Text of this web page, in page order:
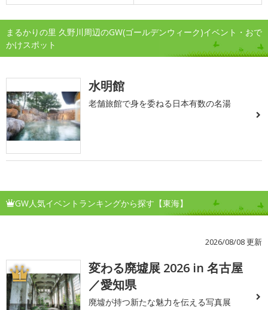
まるかりの里 久野川周辺のGW(ゴールデンウィーク)イベント・おで
かけスポット
水明館
老舗旅館で身を委ねる日本有数の名湯
GW人気イベントランキングから探す【東海】
2026/08/08 更新
1
変わる廃墟展 2026 in 名古屋
／愛知県
廃墟が持つ新たな魅力を伝える写真展